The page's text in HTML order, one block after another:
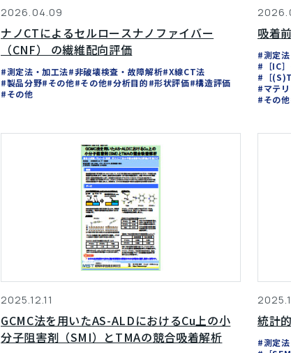
2026.04.09
ナノCTによるセルロースナノファイバー
（CNF） の繊維配向評価
#測定法・加工法#非破壊検査・故障解析#X線CT法
#製品分野#その他#その他#分析目的#形状評価#構造評価
#その他
吸着
#測定
#［IC
#［
#マテ
#その他
2025.12.11
GCMC法を用いたAS-ALDにおけるCu上の小
分子阻害剤（SMI）とTMAの競合吸着解析
統計
#測定